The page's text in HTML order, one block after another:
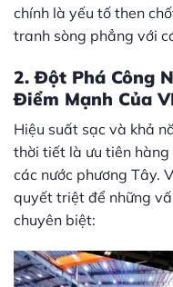
chính là yếu tố then
tranh sòng phẳng với
2. Đột Phá Công
Điểm Mạnh Của
Hiệu suất sạc và khả
thời tiết là ưu tiên
các nước phương Tây.
quyết triệt để những
chuyên biệt: